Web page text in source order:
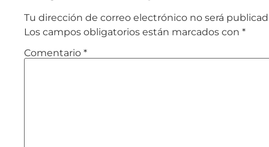
Tu dirección de correo electrónico no será
Los campos obligatorios están marcados con *
Comentario *